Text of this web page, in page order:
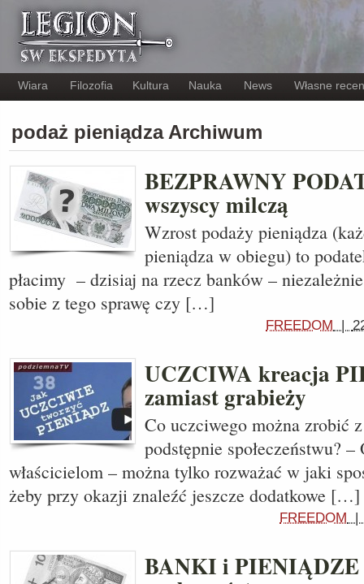
Wiara Filozofia Kultura Nauka News Własne
podaż pieniądza Archiwum
BEZPRAWNY
wszyscy milczą
Wzrost podaży pieniądza
pieniądza w obiegu) to
płacimy – dzisiaj na rzecz banków –
sobie z tego sprawę czy […]
FREEDOM |
UCZCIWA kreacja
zamiast grabieży
Co uczciwego można zrobić
podstępnie społeczeństwu?
właścicielom – można tylko rozważać w jaki
żeby przy okazji znaleźć jeszcze dodatkowe […]
FREEDOM
BANKI i PIENIĄDZE